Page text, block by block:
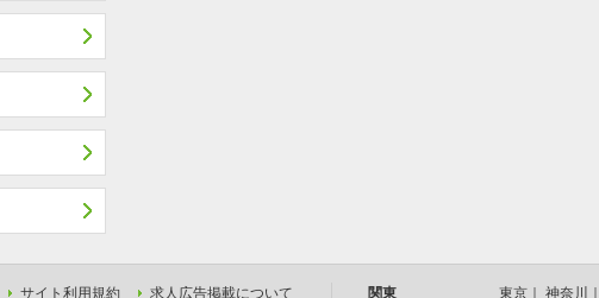
サイト利用規約 求人広告掲載について 関東 東京 神奈川